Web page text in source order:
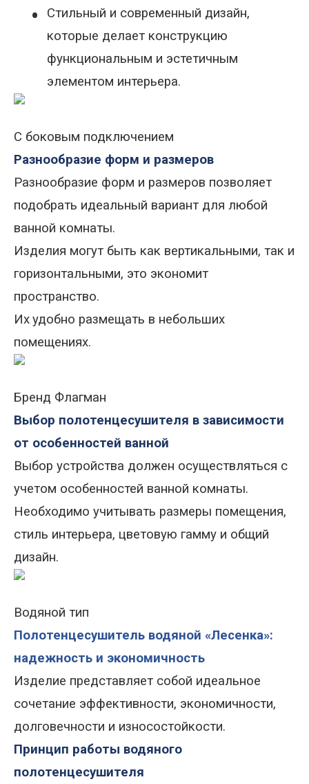
•
Стильный и современный дизайн,
которые делает конструкцию
функциональным и эстетичным
элементом интерьера.
С боковым подключением
Разнообразие форм и размеров
Разнообразие форм и размеров позволяет
подобрать идеальный вариант для любой
ванной комнаты.
Изделия могут быть как вертикальными, так и
горизонтальными, это экономит
пространство.
Ихудобно размещать в небольших
помещениях.
Бренд Флагман
Выбор полотенцесушителя в зависимости
от особенностей ванной
Выбор устройства должен осуществляться с
учетом особенностей ванной комнаты.
Необходимо учитывать размеры помещения,
стиль интерьера, цветовую гамму и общий
дизайн.
Водяной тип
Полотенцесушитель водяной «Лесенка»:
надежность и экономичность
Изделие представляет собой идеальное
сочетание эффективности, экономичности,
долговечности и износостойкости.
Принцип работы водяного
полотенцесушителя